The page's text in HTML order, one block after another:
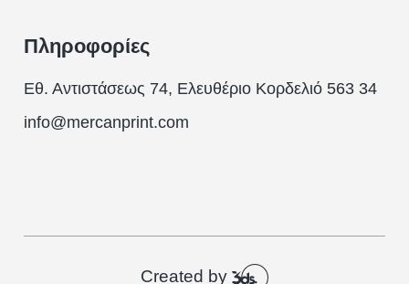
Πληροφορίες
Εθ. Αντιστάσεως 74, Ελευθέριο Κορδελιό 563 34
info@mercanprint.com
Created by